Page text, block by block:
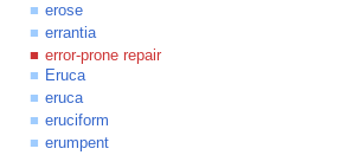
erose
errantia
error-prone repair
Eruca
eruca
eruciform
erumpent